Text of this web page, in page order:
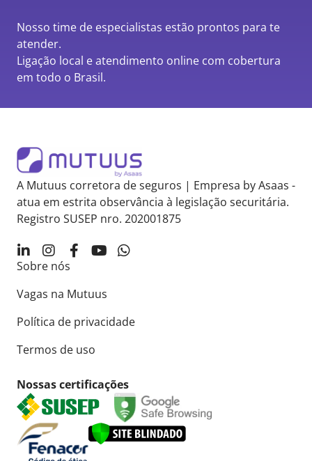
Nosso time de especialistas estão prontos para te
atender.
Ligação local e atendimento online com cobertura
em todo o Brasil.
A Mutuus corretora de seguros | Empresa by Asaas -
atua em estrita observância à legislação securitária.
Registro SUSEP nro. 202001875
Sobre nós
Vagas na Mutuus
Política de privacidade
Termos de uso
Nossas certificações